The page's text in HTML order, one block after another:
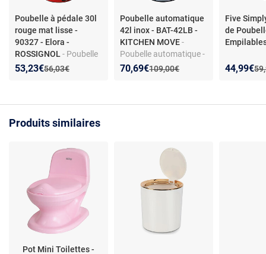
Poubelle à pédale 30l
rouge mat lisse -
90327 - Elora -
ROSSIGNOL - Poubelle
à pédale 30 L - Rouge
Ancien prix :
56,03€
Nouveau prix :
53,23€
Réduction de :
Poubelle automatique
42l inox - BAT-42LB -
KITCHEN MOVE-
Poubelle automatique -
Capteur infrarouge -
Ancien prix :
109,00€
Nouveau prix :
70,69€
Réduction de :
Five
de
Nouveau
44,99€
Produits similaires
Pot Mini Toilettes -